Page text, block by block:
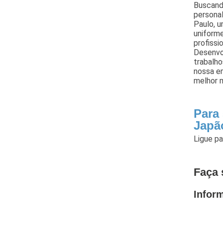
Paulo,
nossa
melhor
Ligue
Faça